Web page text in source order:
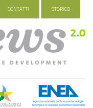
CONTATTI STORICO